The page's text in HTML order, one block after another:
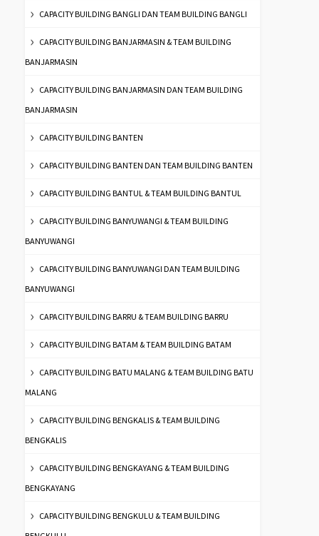
CAPACITY BUILDING BANGLI DAN TEAM BUILDING BANGLI
CAPACITY BUILDING BANJARMASIN & TEAM BUILDING
BANJARMASIN
CAPACITY BUILDING BANJARMASIN DAN TEAM BUILDING
BANJARMASIN
CAPACITY BUILDING BANTEN
CAPACITY BUILDING BANTEN DAN TEAM BUILDING BANTEN
CAPACITY BUILDING BANTUL & TEAM BUILDING BANTUL
CAPACITY BUILDING BANYUWANGI & TEAM BUILDING
BANYUWANGI
CAPACITY BUILDING BANYUWANGI DAN TEAM BUILDING
BANYUWANGI
CAPACITY BUILDING BARRU & TEAM BUILDING BARRU
CAPACITY BUILDING BATAM & TEAM BUILDING BATAM
CAPACITY BUILDING BATU MALANG & TEAM BUILDING BATU
MALANG
CAPACITY BUILDING BENGKALIS & TEAM BUILDING
BENGKALIS
CAPACITY BUILDING BENGKAYANG & TEAM BUILDING
BENGKAYANG
CAPACITY BUILDING BENGKULU & TEAM BUILDING